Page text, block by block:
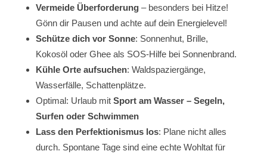
Vermeide Überforderung– besonders bei Hitze!
Gönn dir Pausen und achte auf dein Energielevel!
Schütze dich vor Sonne: Sonnenhut, Brille,
Kokosöl oder Ghee als SOS-Hilfe bei Sonnenbrand.
Kühle Orte aufsuchen: Waldspaziergänge,
Wasserfälle, Schattenplätze.
Optimal: Urlaub mit Sport am Wasser – Segeln,
Surfen oder Schwimmen
Lass den Perfektionismus los: Plane nicht alles
durch. Spontane Tage sind eine echte Wohltat für